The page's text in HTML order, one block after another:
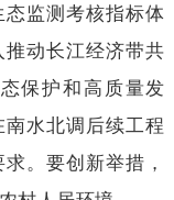
监测考核指标体
动长江经济带共
保护和高质量发
水北调后续工程
。要创新举措，